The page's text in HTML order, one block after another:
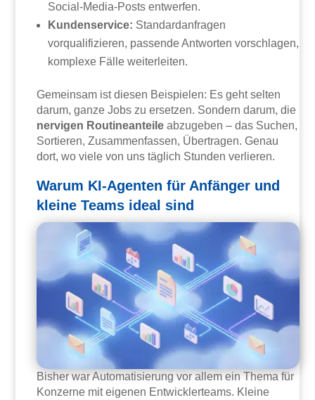
Social-Media-Posts entwerfen.
Kundenservice: Standardanfragen
vorqualifizieren, passende Antworten vorschlagen,
komplexe Fälle weiterleiten.
Gemeinsam ist diesen Beispielen: Es geht selten
darum, ganze Jobs zu ersetzen. Sondern darum, die
nervigen Routineanteile abzugeben – das Suchen,
Sortieren, Zusammenfassen, Übertragen. Genau
dort, wo viele von uns täglich Stunden verlieren.
Warum KI-Agenten für Anfänger und
kleine Teams ideal sind
Bisher war Automatisierung vor allem ein Thema für
Konzerne mit eigenen Entwicklerteams. Kleine